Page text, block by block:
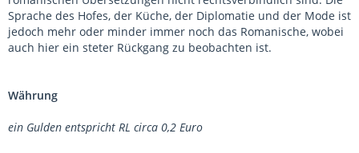
Sprache des Hofes, der Küche, der Diplomatie und der Mode ist
jedoch mehr oder minder immer noch das Romanische, wobei
auch hier ein steter Rückgang zu beobachten ist.
Währung
ein Gulden entspricht RL circa 0,2 Euro